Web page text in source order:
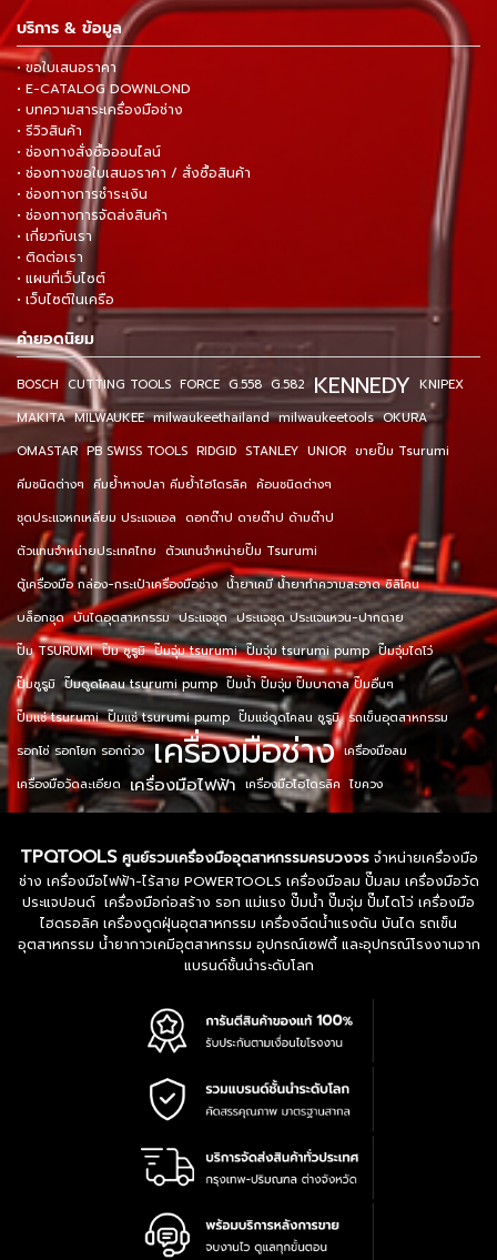
บริการ & ข้อมูล
• ขอใบเสนอราคา
• E-CATALOG DOWNLOND
• บทความสาระเครื่องมือช่าง
• รีวิวสินค้า
• ช่องทางสั่งซื้อออนไลน์
• ช่องทางขอใบเสนอราคา / สั่งซื้อสินค้า
• ช่องทางการชำระเงิน
• ช่องทางการจัดส่งสินค้า
• เกี่ยวกับเรา
• ติดต่อเรา
• แผนที่เว็บไซต์
• เว็บไซต์ในเครือ
คำยอดนิยม
BOSCH CUTTING TOOLS FORCE G.558 G.582 KENNEDY KNIPEX
MAKITA MILWAUKEE milwaukeethailand milwaukeetools OKURA
OMASTAR PB SWISS TOOLS RIDGID STANLEY UNIOR ขายปั๊ม Tsurumi
คีมชนิดต่างๆ คีมย้ำหางปลา คีมย้ำไฮโดรลิค ค้อนชนิดต่างๆ
ชุดประแจหกเหลี่ยม ประแจแอล ดอกต๊าป ดายต๊าป ด้ามต๊าป
ตัวแทนจำหน่ายประเทศไทย ตัวแทนจำหน่ายปั๊ม Tsurumi
ตู้เครื่องมือ กล่อง-กระเป๋าเครื่องมือช่าง น้ำยาเคมี น้ำยาทำความสะอาด ซิลิโคน
บล็อกชุด บันไดอุตสาหกรรม ประแจชุด ประแจชุด ประแจแหวน-ปากตาย
ปั๊ม TSURUMI ปั๊ม ซูรูมิ ปั๊มจุ่ม tsurumi ปั๊มจุ่ม tsurumi pump ปั๊มจุ่มไดโว่
ปั๊มซูรูมิ ปั๊มดูดโคลน tsurumi pump ปั๊มน้ำ ปั๊มจุ่ม ปั๊มบาดาล ปั๊มอื่นๆ
ปั๊มแช่ tsurumi ปั๊มแช่ tsurumi pump ปั๊มแช่ดูดโคลน ซูรูมิ รถเข็นอุตสาหกรรม
รอกโซ่ รอกโยก รอกถ่วง เครื่องมือช่าง เครื่องมือลม
เครื่องมือวัดละเอียด เครื่องมือไฟฟ้า เครื่องมือไฮโดรลิค ไขควง
TPQTOOLS ศูนย์รวมเครื่องมืออุตสาหกรรมครบวงจรจำหน่ายเครื่องมือ
ช่าง เครื่องมือไฟฟ้า-ไร้สาย POWERTOOLS เครื่องมือลม ปั๊มลม เครื่องมือวัด
ประแจปอนด์ เครื่องมือก่อสร้าง รอก แม่แรง ปั๊มน้ำ ปั๊มจุ่ม ปั๊มไดโว่ เครื่องมือ
ไฮดรอลิค เครื่องดูดฝุ่นอุตสาหกรรม เครื่องฉีดน้ำแรงดัน บันได รถเข็น
อุตสาหกรรม น้ำยากาวเคมีอุตสาหกรรม อุปกรณ์เซฟตี้ และอุปกรณ์โรงงานจาก
แบรนด์ชั้นนำระดับโลก